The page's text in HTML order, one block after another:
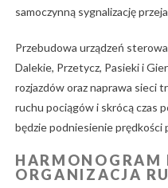
samoczynną sygnalizację
Przebudowa urządzeń
Dalekie, Przetycz, Pasieki i
rozjazdów oraz naprawa sieci
ruchu pociągów i skrócą czas
będzie podniesienie prędkości
HARMONOGRAM
ORGANIZACJA